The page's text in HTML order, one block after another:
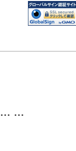
... ...